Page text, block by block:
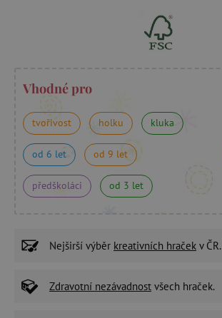
Vhodné pro
tvořivost holku kluka
od 6 let od 9 let
předškoláci od 3 let
Nejširší výběr kreativních hraček v ČR.
Zdravotní nezávadnost všech hraček.